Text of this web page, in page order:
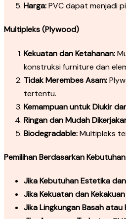
Harga:PVC dapat menjadi
Multipleks (Plywood)
Kekuatan dan Ketahanan:
konstruksi furniture dan
Tidak Merembes Asam:
tertentu.
Kemampuan untuk Diukir
Ringan dan Mudah
Biodegradable:Multipleks
Pemilihan Berdasarkan Kebutuhan
Jika Kebutuhan Estetika
Jika Kekuatan dan
Jika Lingkungan Basah atau